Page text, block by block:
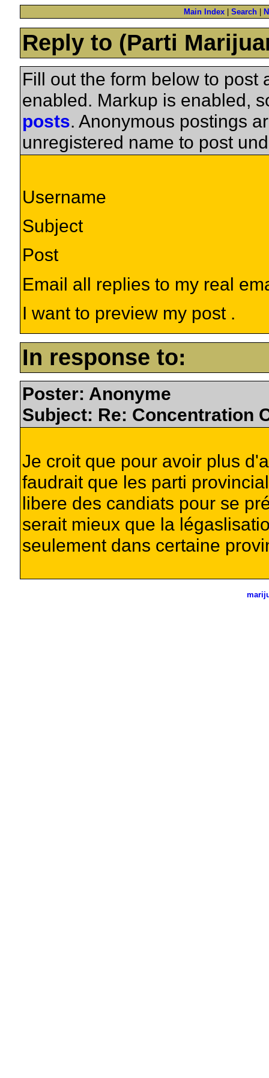
Main Index Search
Reply to (Parti
Fill out the form below to post
enabled. Markup is enabled,
posts. Anonymous postings
unregistered name to post
Username
Subject
Post
Email all replies to my real
I want to preview my post .
In response to:
Poster: Anonyme
Subject: Re: Concentration
Je croit que pour avoir plus
faudrait que les parti
libere des candiats pour se
serait mieux que la
seulement dans certaine